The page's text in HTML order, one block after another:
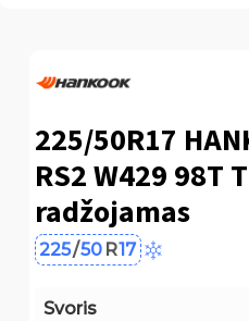
225/50R17
RS2 W429 98T
radžojamas
225/50 R17
Svoris